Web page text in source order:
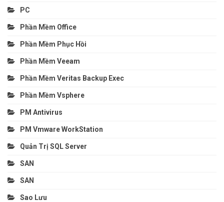
PC
Phần Mềm Office
Phần Mềm Phục Hồi
Phần Mềm Veeam
Phần Mềm Veritas Backup Exec
Phần Mềm Vsphere
PM Antivirus
PM Vmware WorkStation
Quản Trị SQL Server
SAN
SAN
Sao Lưu